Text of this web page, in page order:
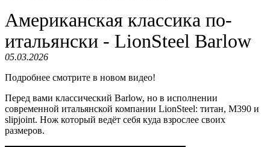
Американская классика по-
итальянски - LionSteel Barlow
05.03.2026
Подробнее смотрите в новом видео!
Перед вами классический Barlow, но в исполнении
современной итальянской компании LionSteel: титан, M390 и
slipjoint. Нож который ведёт себя куда взрослее своих
размеров.